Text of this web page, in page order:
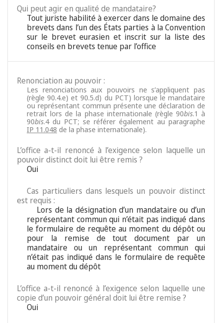
Qui peut agir en qualité de mandataire?
Tout juriste habilité à exercer dans le domaine des
brevets dans l’un des États parties à la Convention
sur le brevet eurasien et inscrit sur la liste des
conseils en brevets tenue par l’office
Renonciation au pouvoir :
Les renonciations aux pouvoirs ne s’appliquent pas
(règle 90.4.e) et 90.5.d) du PCT) lorsque le mandataire
ou représentant commun présente une déclaration de
retrait lors de la phase internationale (règle 90bis.1 à
90bis.4 du PCT; se référer également au paragraphe
IP 11.048 de la phase internationale).
L’office a-t-il renoncé à l’exigence selon laquelle un
pouvoir distinct doit lui être remis ?
Oui
Cas particuliers dans lesquels un pouvoir distinct
est requis :
Lors de la désignation d’un mandataire ou d’un
représentant commun qui n’était pas indiqué dans
le formulaire de requête au moment du dépôt ou
pour la remise de tout document par un
mandataire ou un représentant commun qui
n’était pas indiqué dans le formulaire de requête
au moment du dépôt
L’office a-t-il renoncé à l’exigence selon laquelle une
copie d’un pouvoir général doit lui être remise ?
Oui